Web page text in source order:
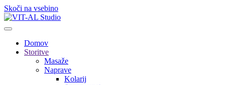
Skoči na vsebino
Domov
Storitve
Masaže
Naprave
Kolarij